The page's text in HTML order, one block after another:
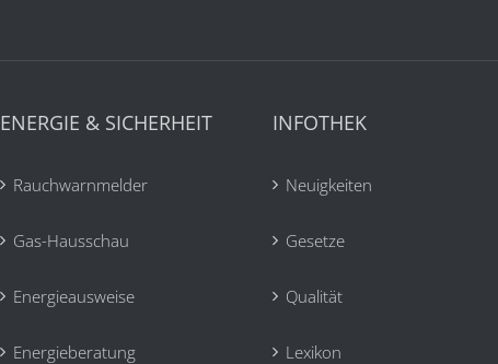
ENERGIE & SICHERHEIT
Rauchwarnmelder
Gas-Hausschau
Energieausweise
Energieberatung
INFOTHEK
Neuigkeiten
Gesetze
Qualität
Lexikon